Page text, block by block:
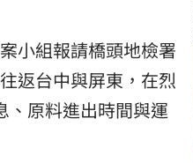
小組報請橋頭地檢署
返台中與屏東，在烈
、原料進出時間與運